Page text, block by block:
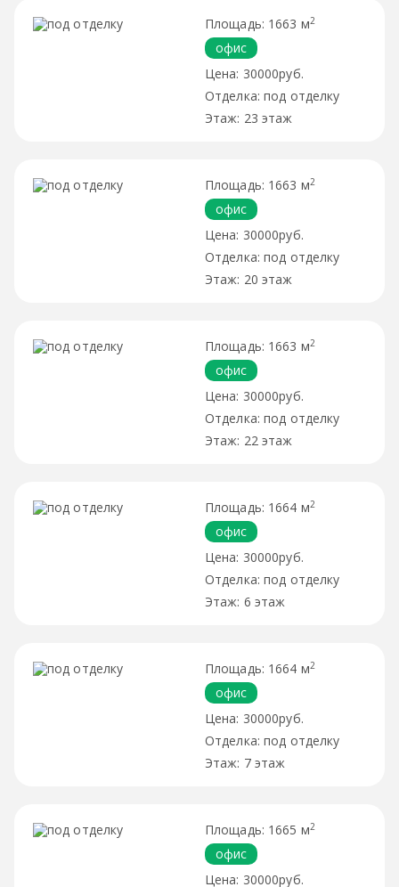
1663 м2
офис
30000руб.
под отделку
23 этаж
1663 м2
офис
30000руб.
под отделку
20 этаж
1663 м2
офис
30000руб.
под отделку
22 этаж
1664 м2
офис
30000руб.
под отделку
6 этаж
1664 м2
офис
30000руб.
под отделку
7 этаж
1665 м2
офис
30000руб.